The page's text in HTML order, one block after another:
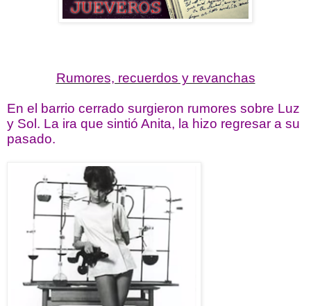
Rumores, recuerdos y revanchas
En el barrio cerrado surgieron rumores sobre Luz
y Sol. La ira que sintió Anita, la hizo regresar a su
pasado.